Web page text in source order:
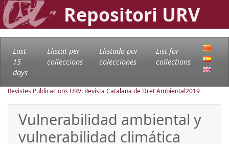
Repositori URV
Last
15
days
Llistat per
col·leccions
Llistado por
colecciones
List for
collections
Revistes Publicacions URV: Revista Catalana de Dret Ambiental2019
Vulnerabilidad ambiental y
vulnerabilidad climática